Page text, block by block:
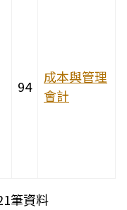
94
成本與管理
會計
筆資料